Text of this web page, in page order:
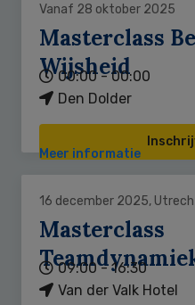
Vanaf 28 oktober 2025
Masterclass
Wijsheid
00:00 - 00:00
Den Dolder
Meer informatie
16 december 2025,
Masterclass
09:00 - 16:30
Van der Valk Hotel